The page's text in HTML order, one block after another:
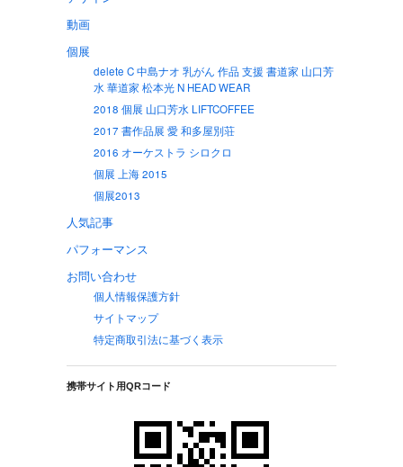
動画
個展
delete C 中島ナオ 乳がん 作品 支援 書道家 山口芳
水 華道家 松本光 N HEAD WEAR
2018 個展 山口芳水 LIFTCOFFEE
2017 書作品展 愛 和多屋別荘
2016 オーケストラ シロクロ
個展 上海 2015
個展2013
人気記事
パフォーマンス
お問い合わせ
個人情報保護方針
サイトマップ
特定商取引法に基づく表示
携帯サイト用QRコード